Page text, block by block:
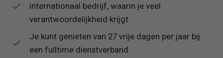
internationaal bedrijf, waarin je veel
verantwoordelijkheid krijgt
Je kunt genieten van 27 vrije dagen per jaar bij
een fulltime dienstverband